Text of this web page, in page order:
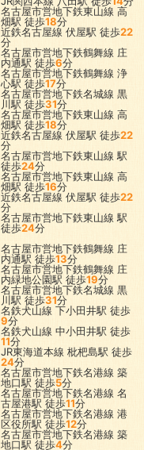
名古屋市営地下鉄東山線 高
畑駅 徒歩18分
近鉄名古屋線 伏屋駅 徒歩22
分
名古屋市営地下鉄鶴舞線 庄
内通駅 徒歩6分
名古屋市営地下鉄鶴舞線 浄
心駅 徒歩17分
名古屋市営地下鉄名城線 黒
川駅 徒歩31分
名古屋市営地下鉄東山線 高
畑駅 徒歩18分
近鉄名古屋線 伏屋駅 徒歩22
分
名古屋市営地下鉄東山線 駅
徒歩24分
名古屋市営地下鉄東山線 高
畑駅 徒歩16分
近鉄名古屋線 伏屋駅 徒歩22
分
名古屋市営地下鉄東山線 駅
徒歩24分
名古屋市営地下鉄鶴舞線 庄
内通駅 徒歩13分
名古屋市営地下鉄鶴舞線 庄
内緑地公園駅 徒歩19分
名古屋市営地下鉄名城線 黒
川駅 徒歩31分
名鉄犬山線 下小田井駅 徒歩
9分
名鉄犬山線 中小田井駅 徒歩
11分
JR東海道本線 枇杷島駅 徒歩
24分
名古屋市営地下鉄名港線 築
地口駅 徒歩5分
名古屋市営地下鉄名港線 名
古屋港駅 徒歩11分
名古屋市営地下鉄名港線 港
区役所駅 徒歩12分
名古屋市営地下鉄名港線 築
地口駅 徒歩4分